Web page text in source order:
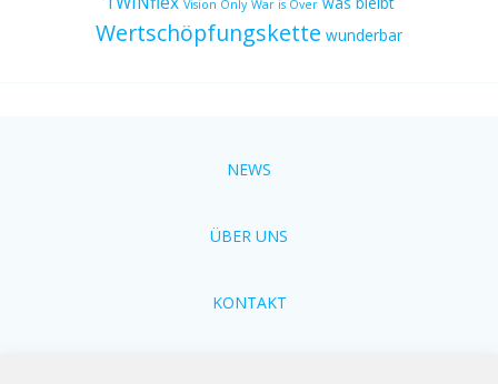
Vision Only War is Over
Wertschöpfungskette wunderbar
NEWS
ÜBER UNS
KONTAKT